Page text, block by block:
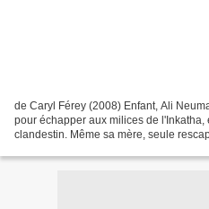
de Caryl Férey (2008) Enfant, Ali
pour échapper aux milices de
clandestin. Même sa mère, seule